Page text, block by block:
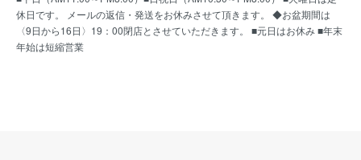
休日です。 メールの返信・発送をお休みさせて頂きます。 ◆お盆期間は
〈9日から16日〉19：00閉店とさせていただきます。 ■元日はお休み ■年末
年始は短縮営業